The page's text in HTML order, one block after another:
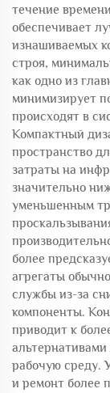
течение
обеспечивает
изнашиваемых
строя,
как одно из
минимизирует
происходят в
Компактный
пространство
затраты на
значительно
уменьшенным
более
агрегаты
службы из-за
компоненты.
приводит к
рабочую среду.
и ремонт более